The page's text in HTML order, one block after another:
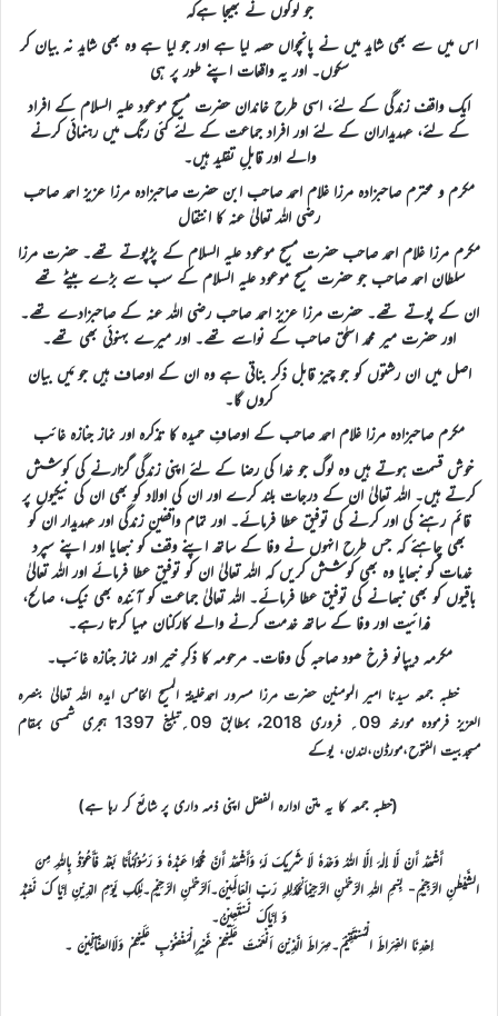
جو لوگوں نے بھیجا ہےکہ
اس میں سے بھی شاید میں نے پانچواں حصہ لیا ہے اور جو لیا ہے وہ بھی شاید نہ بیان کر
سکوں۔ اور یہ واقعات اپنے طور پر ہی
ایک واقف زندگی کے لئے، اسی طرح خاندان حضرت مسیح موعود علیہ السلام کے افراد
کے لئے، عہدیداران کے لئے اور افراد جماعت کے لئے کئی رنگ میں رہنمائی کرنے
والے اور قابلِ تقلید ہیں۔
مکرم و محترم صاحبزادہ مرزا غلام احمد صاحب ابن حضرت صاحبزادہ مرزا عزیز احمد صاحب
رضی اللہ تعالیٰ عنہ کا انتقال
مکرم مرزا غلام احمد صاحب حضرت مسیح موعود علیہ السلام کے پڑپوتے تھے۔ حضرت مرزا
سلطان احمد صاحب جو حضرت مسیح موعود علیہ السلام کے سب سے بڑے بیٹے تھے
ان کے پوتے تھے۔ حضرت مرزا عزیز احمد صاحب رضی اللہ عنہ کے صاحبزادے تھے۔
اور حضرت میر محمد اسحٰق صاحب کے نواسے تھے۔ اور میرے بہنوئی بھی تھے۔
اصل میں ان رشتوں کو جو چیز قابل ذکر بناتی ہے وہ ان کے اوصاف ہیں جو مَیں بیان
کروں گا۔
مکرم صاحبزادہ مرزا غلام احمد صاحب کے اوصافِ حمیدہ کا تذکرہ اور نماز جنازہ غائب
خوش قسمت ہوتے ہیں وہ لوگ جو خدا کی رضا کے لئے اپنی زندگی گزارنے کی کوشش
کرتے ہیں۔ اللہ تعالیٰ ان کے درجات بلند کرے اور ان کی اولاد کو بھی ان کی نیکیوں پر
قائم رہنے کی اور کرنے کی توفیق عطا فرمائے۔ اور تمام واقفین زندگی اور عہدیدار ان کو
بھی چاہئے کہ جس طرح انہوں نے وفا کے ساتھ اپنے وقف کو نبھایا اور اپنے سپرد
خدمات کو نبھایا وہ بھی کوشش کریں کہ اللہ تعالیٰ ان کو توفیق عطا فرمائے اور اللہ تعالیٰ
باقیوں کو بھی نبھانے کی توفیق عطا فرمائے۔ اللہ تعالیٰ جماعت کو آئندہ بھی نیک، صالح،
فدائیت اور وفا کے ساتھ خدمت کرنے والے کارکنان مہیا کرتا رہے۔
مکرمہ دیپانو فرخ ھود صاحبہ کی وفات۔ مرحومہ کا ذکرِ خیر اور نماز جنازہ غائب۔
خطبہ جمعہ سیدنا امیر المومنین حضرت مرزا مسرور احمدخلیفۃ المسیح الخامس ایدہ اللہ تعالیٰ بنصرہ
العزیز فرمودہ مورخہ 09؍ فروری 2018ء بمطابق 09؍تبلیغ 1397 ہجری شمسی بمقام
مسجدبیت الفتوح،مورڈن،لندن، یوکے
(خطبہ جمعہ کا یہ متن ادارہ الفضل اپنی ذمہ داری پر شائع کر رہا ہے)
أَشْھَدُ أَنْ لَّا إِلٰہَ اِلَّا اللہُ وَحْدَہٗ لَا شَرِیکَ لَہٗ وَأَشْھَدُ أَنَّ مُحَمَّدًا عَبْدُہٗ وَ رَسُوْلُہٗأَمَّا بَعْدُ فَأَعُوْذُ بِاللہِ مِنَ
الشَّیْطٰنِ الرَّجِیْمِ- بِسْمِ اللہِ الرَّحْمٰنِ الرَّحِیْمِاَلْحَمْدُلِلہِ رَبِّ الْعَالَمِیْنَ۔اَلرَّحْمٰنِ الرَّحِیْمِ۔مٰلِکِ یَوْمِ الدِّیْنِ اِیَّا کَ نَعْبُدُ
وَ اِیَّاکَ نَسْتَعِیْنُ۔
اِھْدِنَا الصِّرَاطَ الْمُسْتَقِیْمَ۔صِرَاطَ الَّذِیْنَ اَنْعَمْتَ عَلَیْھِمْ غَیْرِالْمَغْضُوْبِ عَلَیْھِمْ وَلَاالضَّآلِّیْنَ ۔